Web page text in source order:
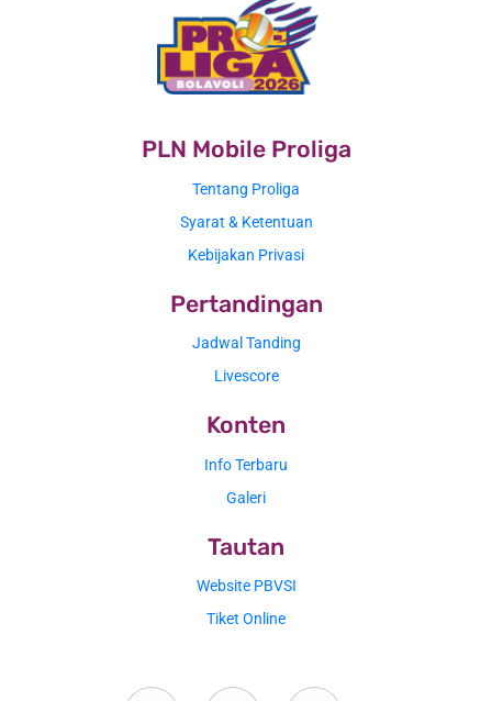
PLN Mobile Proliga
Tentang Proliga
Syarat & Ketentuan
Kebijakan Privasi
Pertandingan
Jadwal Tanding
Livescore
Konten
Info Terbaru
Galeri
Tautan
Website PBVSI
Tiket Online